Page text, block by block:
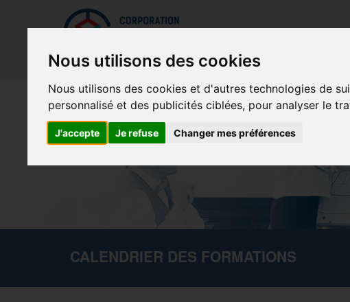
Nous utilisons des cookies
Nous utilisons des cookies et d'autres technologies de
personnalisé et des publicités ciblées, pour analyser le
J'accepte Je refuse Changer mes préférences
Mettreà jour vos préférences de témoins
CALENDRIER DES FORMATIONS